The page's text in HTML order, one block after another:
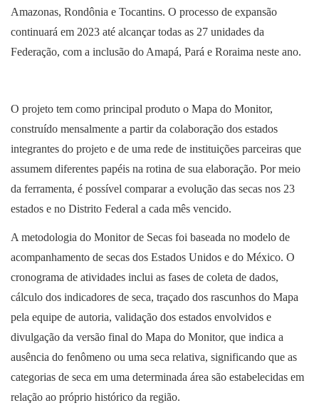
Amazonas, Rondônia e Tocantins. O processo de expansão
continuará em 2023 até alcançar todas as 27 unidades da
Federação, com a inclusão do Amapá, Pará e Roraima neste ano.
O projeto tem como principal produto o Mapa do Monitor,
construído mensalmente a partir da colaboração dos estados
integrantes do projeto e de uma rede de instituições parceiras que
assumem diferentes papéis na rotina de sua elaboração. Por meio
da ferramenta, é possível comparar a evolução das secas nos 23
estados e no Distrito Federal a cada mês vencido.
A metodologia do Monitor de Secas foi baseada no modelo de
acompanhamento de secas dos Estados Unidos e do México. O
cronograma de atividades inclui as fases de coleta de dados,
cálculo dos indicadores de seca, traçado dos rascunhos do Mapa
pela equipe de autoria, validação dos estados envolvidos e
divulgação da versão final do Mapa do Monitor, que indica a
ausência do fenômeno ou uma seca relativa, significando que as
categorias de seca em uma determinada área são estabelecidas em
relação ao próprio histórico da região.